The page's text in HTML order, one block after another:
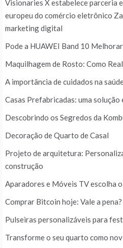
Visionaries X estabelece parceria
europeu do comércio eletrônico
marketing digital
Pode a HUAWEI Band 10
Maquilhagem de Rosto: Como
A importância de cuidados na
Casas Prefabricadas: uma
Descobrindo os Segredos da
Decoração de Quarto de Casal
Projeto de arquitetura:
construção
Aparadores e Móveis TV escolha
Comprar Bitcoin hoje: Vale a pena?
Pulseiras personalizáveis para
Transforme o seu quarto como